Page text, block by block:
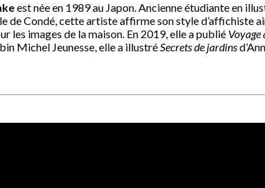
est née en 1989 au Japon. Ancienne étudiante en
de Condé, cette artiste affirme son style d’affichiste
les images de la maison. En 2019, elle a publié Voyage
Michel Jeunesse, elle a illustréSecrets de jardins